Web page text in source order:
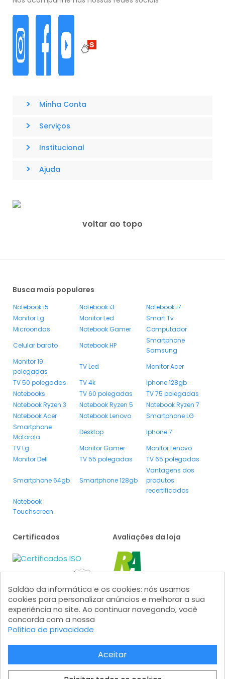
> Minha Conta
> Serviços
> Institucional
> Ajuda
voltar ao topo
Busca mais populares
Notebook i5 Notebook i3
Notebook i7
Monitor Lg
Monitor Led
Smart Tv
Microondas
Notebook Gamer
Computador
Celular barato
Notebook HP
Smartphone
Samsung
Monitor 19
polegadas
TV Led
Monitor Acer
TV 50 polegadas
TV 4k
Iphone 128gb
Notebooks
TV 60 polegadas
TV 75 polegadas
Notebook Ryzen 3
Notebook Ryzen 5
Notebook Ryzen 7
Notebook Acer
Notebook Lenovo
Smartphone LG
Smartphone
Motorola
Desktop
Iphone 7
TV Lg
Monitor Gamer
Monitor Lenovo
Monitor Dell
TV 55 polegadas TV 65 polegadas
Smartphone 64gb Smartphone 128gb
Vantagens dos
produtos
recertificados
Notebook
Touchscreen
Certificados Avaliações da loja
Formas de pagamento
Saldão da informática e os cookies: nós usamos
cookies para personalizar anúncios e melhorar a sua
experiência no site. Ao continuar navegando, você
concorda com a nossa
Política de privacidade
Aceitar